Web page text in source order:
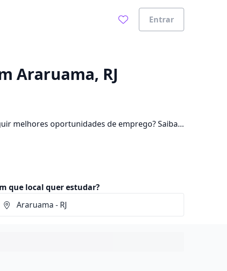
Entrar
Araruama, RJ
melhores oportunidades de emprego? Saiba
que local quer estudar?